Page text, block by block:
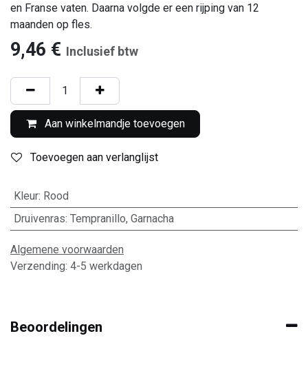
en Franse vaten. Daarna volgde er een rijping van 12
maanden op fles.
9,46 € Inclusief btw
Aan winkelmandje toevoegen
Toevoegen aan verlanglijst
Kleur: Rood
Druivenras: Tempranillo, Garnacha
Algemene voorwaarden
Verzending: 4-5 werkdagen
Beoordelingen